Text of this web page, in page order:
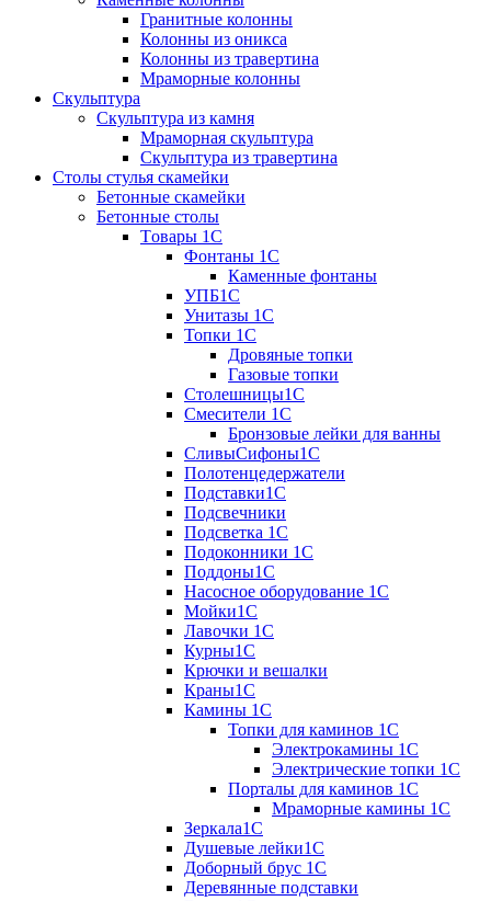
Гранитные колонны
Колонны из оникса
Колонны из травертина
Мраморные колонны
Скульптура
Скульптура из камня
Мраморная скульптура
Скульптура из травертина
Столы стулья скамейки
Бетонные скамейки
Бетонные столы
Tовары 1C
Фонтаны 1C
Каменные фонтаны
УПБ1С
Унитазы 1С
Топки 1С
Дровяные топки
Газовые топки
Столешницы1С
Смесители 1С
Бронзовые лейки для ванны
СливыСифоны1С
Полотенцедержатели
Подставки1С
Подсвечники
Подсветка 1С
Подоконники 1С
Поддоны1С
Насосное оборудование 1С
Мойки1С
Лавочки 1С
Курны1С
Крючки и вешалки
Краны1С
Камины 1C
Топки для каминов 1C
Электрокамины 1С
Электрические топки 1C
Порталы для каминов 1С
Мраморные камины 1C
Зеркала1С
Душевые лейки1С
Доборный брус 1С
Деревянные подставки